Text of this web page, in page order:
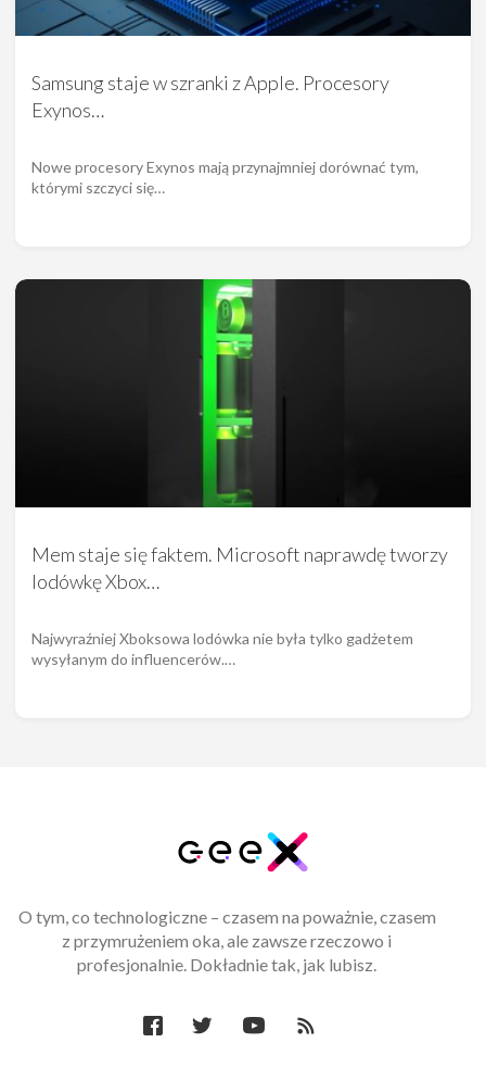
Samsung staje w szranki z Apple. Procesory
Exynos…
Nowe procesory Exynos mają przynajmniej dorównać tym,
którymi szczyci się…
Mem staje się faktem. Microsoft naprawdę tworzy
lodówkę Xbox…
Najwyraźniej Xboksowa lodówka nie była tylko gadżetem
wysyłanym do influencerów.…
O tym, co technologiczne – czasem na poważnie, czasem
z przymrużeniem oka, ale zawsze rzeczowo i
profesjonalnie. Dokładnie tak, jak lubisz.